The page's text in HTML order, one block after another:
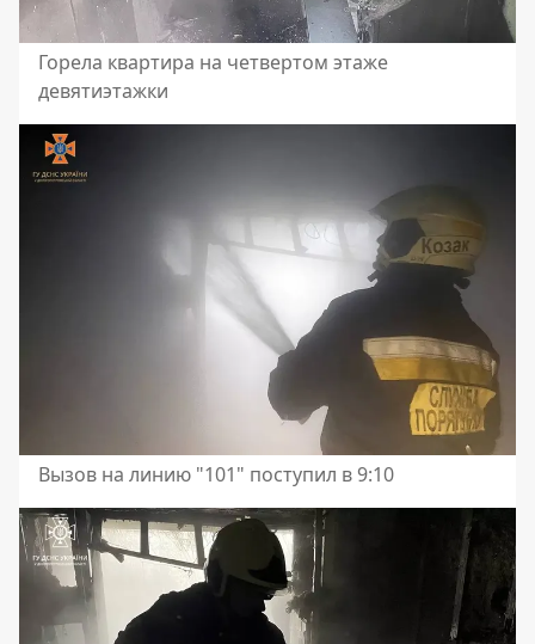
Горела квартира на четвертом этаже
девятиэтажки
Вызов на линию "101" поступил в 9:10